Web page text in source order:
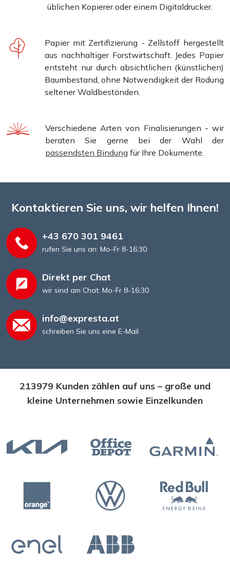
üblichen Kopierer oder einem Digitaldrucker.
Papier mit Zertifizierung - Zellstoff hergestellt
aus nachhaltiger Forstwirtschaft. Jedes Papier
entsteht nur durch absichtlichen (künstlichen)
Baumbestand, ohne Notwendigkeit der Rodung
seltener Waldbeständen.
Verschiedene Arten von Finalisierungen - wir
beraten Sie gerne bei der Wahl der
passendsten Bindung für Ihre Dokumente.
Kontaktieren Sie uns, wir helfen Ihnen!
+43 670 301 9461
rufen Sie uns an: Mo-Fr 8-16:30
Direkt per Chat
wir sind am Chat: Mo-Fr 8-16:30
info@expresta.at
schreiben Sie uns eine E-Mail
213979 Kunden zählen auf uns – große und
kleine Unternehmen sowie Einzelkunden